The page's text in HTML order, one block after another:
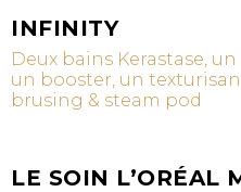
INFINITY
Deux bains Kerastase,
un booster, un
brusing & steam pod
LE SOIN L’ORÉAL